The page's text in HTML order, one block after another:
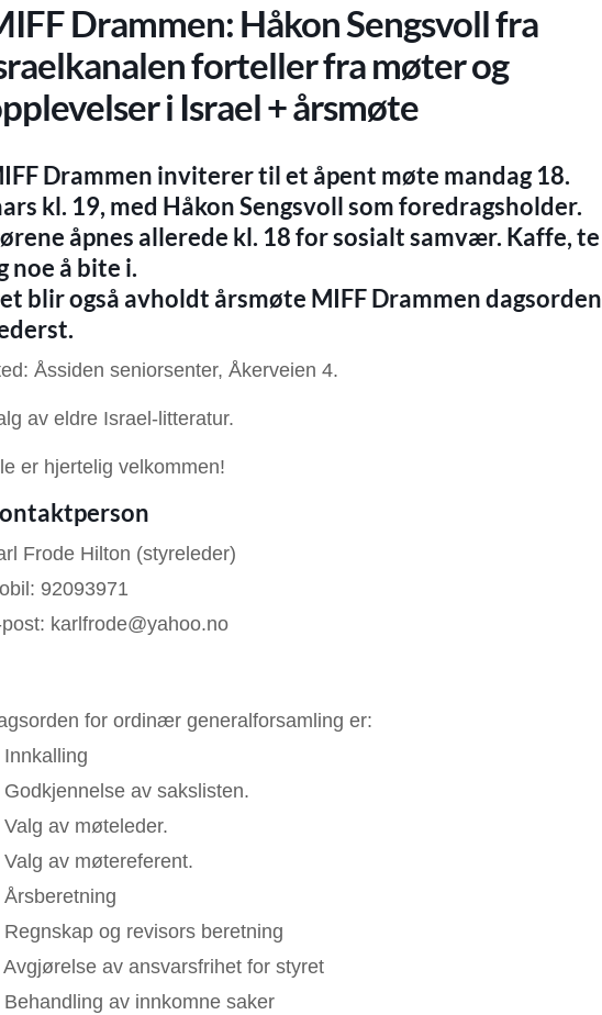
Drammen: Håkon Sengsvoll fra
forteller fra møter og
i Israel + årsmøte
Drammen inviterer til et åpent møte mandag 18.
kl. 19, med Håkon Sengsvoll som foredragsholder.
åpnes allerede kl. 18 for sosialt samvær. Kaffe, te
noe å bite i.
blir også avholdt årsmøte MIFF Drammen dagsorden
Åssiden seniorsenter, Åkerveien 4.
av eldre Israel-litteratur.
er hjertelig velkommen!
Frode Hilton (styreleder)
92093971
karlfrode@yahoo.no
for ordinær generalforsamling er:
Innkalling
Godkjennelse av sakslisten.
Valg av møteleder.
Valg av møtereferent.
Årsberetning
Regnskap og revisors beretning
Avgjørelse av ansvarsfrihet for styret
Behandling av innkomne saker